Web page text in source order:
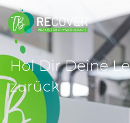
Hol Dir Deine
zurück